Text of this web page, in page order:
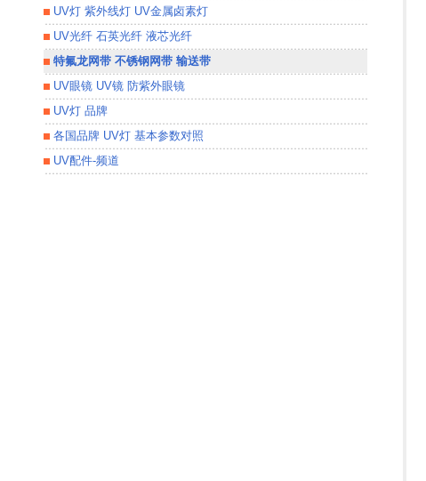
UV灯 紫外线灯 UV金属卤素灯
UV光纤 石英光纤 液芯光纤
特氟龙网带 不锈钢网带 输送带
UV眼镜 UV镜 防紫外眼镜
UV灯 品牌
各国品牌 UV灯 基本参数对照
UV配件-频道